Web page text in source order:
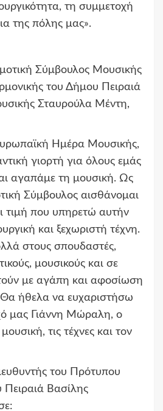
τη συμμετοχή
της πόλης μας».
Σύμβουλος Μουσικής
του Δήμου Πειραιά
Σταυρούλα Μέντη,
Ημέρα Μουσικής,
γιορτή για όλους εμάς
αγαπάμε τη μουσική. Ως
Σύμβουλος αισθάνομαι
τιμή που υπηρετώ αυτήν
και ξεχωριστή τέχνη.
στους σπουδαστές,
μουσικούς και σε
με αγάπη και αφοσίωση
Θα ήθελα να ευχαριστήσω
μας Γιάννη Μώραλη, ο
τις τέχνες και τον
του Πρότυπου
Πειραιά Βασίλης